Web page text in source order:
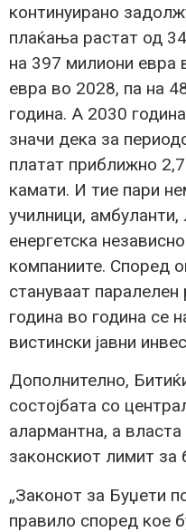
континуирано
плаќања растат од
на 397 милиони евра
евра во 2028, па на
година. А 2030
значи дека за
платат приближно
камати. И тие пари
училници,
енергетска
компаниите. Според
стануваат
година во година се
вистински јавни
Дополнително,
состојбата со
алармантна, а
законскиот лимит за
„Законот за Буџети
правило според кое